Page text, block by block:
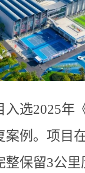
选2025年
案例。项目
整保留3公里